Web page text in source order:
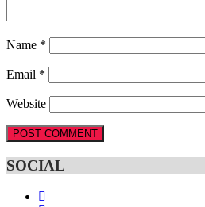
Name *
Email *
Website
SOCIAL